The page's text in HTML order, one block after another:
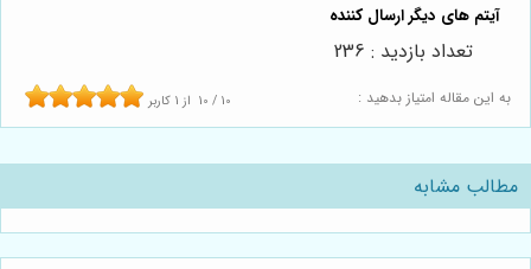
به این مقاله امتیاز بدهید : 10 / 10 از1 کاربر
تعداد بازدید : 236
مطالب مشابه